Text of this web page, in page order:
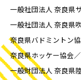
一般社団法人 奈良県
一般社団法人 奈良県
奈良県バドミントン
奈良県ホッケー協会
一般財団法人 奈良県